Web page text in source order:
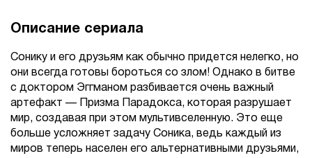
Описание сериала
Сонику и его друзьям как обычно придется нелегко, но
они всегда готовы бороться со злом! Однако в битве
с доктором Эггманом разбивается очень важный
артефакт — Призма Парадокса, которая разрушает
мир, создавая при этом мультивселенную. Это еще
больше усложняет задачу Соника, ведь каждый из
миров теперь населен его альтернативными друзьями,